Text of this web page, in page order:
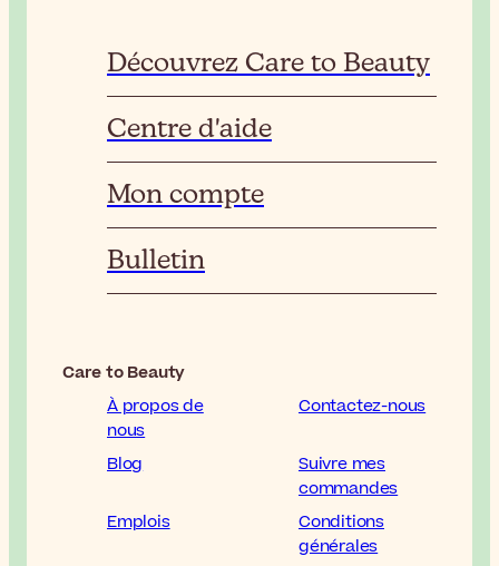
Découvrez Care to Beauty
Centre d'aide
Mon compte
Bulletin
Care to Beauty
À propos de
nous
Contactez-nous
Blog
Suivre mes
commandes
Emplois
Conditions
générales